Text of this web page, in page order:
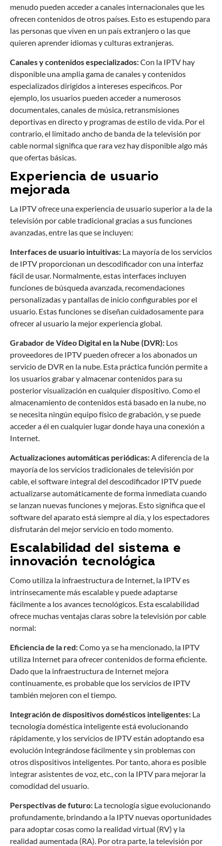
menudo pueden acceder a canales internacionales que les
ofrecen contenidos de otros países. Esto es estupendo para
las personas que viven en un país extranjero o las que
quieren aprender idiomas y culturas extranjeras.
Canales y contenidos especializados:Con la IPTV hay
disponible una amplia gama de canales y contenidos
especializados dirigidos a intereses específicos. Por
ejemplo, los usuarios pueden acceder a numerosos
documentales, canales de música, retransmisiones
deportivas en directo y programas de estilo de vida. Por el
contrario, el limitado ancho de banda de la televisión por
cable normal significa que rara vez hay disponible algo más
que ofertas básicas.
Experiencia de usuario
mejorada
La IPTV ofrece una experiencia de usuario superior a la de la
televisión por cable tradicional gracias a sus funciones
avanzadas, entre las que se incluyen:
Interfaces de usuario intuitivas: La mayoría de los servicios
de IPTV proporcionan un descodificador con una interfaz
fácil de usar. Normalmente, estas interfaces incluyen
funciones de búsqueda avanzada, recomendaciones
personalizadas y pantallas de inicio configurables por el
usuario. Estas funciones se diseñan cuidadosamente para
ofrecer al usuario la mejor experiencia global.
Grabador de Vídeo Digital en la Nube (DVR): Los
proveedores de IPTV pueden ofrecer a los abonados un
servicio de DVR en la nube. Esta práctica función permite a
los usuarios grabar y almacenar contenidos para su
posterior visualización en cualquier dispositivo. Como el
almacenamiento de contenidos está basado en la nube, no
se necesita ningún equipo físico de grabación, y se puede
acceder a él en cualquier lugar donde haya una conexión a
Internet.
Actualizaciones automáticas periódicas: A diferencia de la
mayoría de los servicios tradicionales de televisión por
cable, el software integral del descodificador IPTV puede
actualizarse automáticamente de forma inmediata cuando
se lanzan nuevas funciones y mejoras. Esto significa que el
software del aparato está siempre al día, y los espectadores
disfrutarán del mejor servicio en todo momento.
Escalabilidad del sistema e
innovación tecnológica
Como utiliza la infraestructura de Internet, la IPTV es
intrínsecamente más escalable y puede adaptarse
fácilmente a los avances tecnológicos. Esta escalabilidad
ofrece muchas ventajas claras sobre la televisión por cable
normal:
Eficiencia de la red:Como ya se ha mencionado, la IPTV
utiliza Internet para ofrecer contenidos de forma eficiente.
Dado que la infraestructura de Internet mejora
continuamente, es probable que los servicios de IPTV
también mejoren con el tiempo.
Integración de dispositivos domésticos inteligentes: La
tecnología doméstica inteligente está evolucionando
rápidamente, y los servicios de IPTV están adoptando esa
evolución integrándose fácilmente y sin problemas con
otros dispositivos inteligentes. Por tanto, ahora es posible
integrar asistentes de voz, etc., con la IPTV para mejorar la
comodidad del usuario.
Perspectivas de futuro: La tecnología sigue evolucionando
profundamente, brindando a la IPTV nuevas oportunidades
para adoptar cosas como la realidad virtual (RV) y la
realidad aumentada (RA). Por otra parte, la televisión por